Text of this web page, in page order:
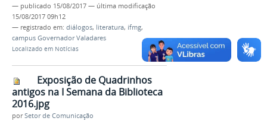
— publicado 15/08/2017 — última modificação
15/08/2017 09h12
— registrado em: diálogos, literatura, ifmg,
campus Governador Valadares
Localizado em Notícias
Exposição de Quadrinhos
antigos na I Semana da Biblioteca
2016.jpg
porSetor de Comunicação